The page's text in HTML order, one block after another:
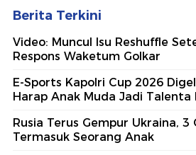
Berita Terkini
Video: Muncul Isu Reshuffle
Respons Waketum Golkar
E-Sports Kapolri Cup 2026
Harap Anak Muda Jadi Talenta
Rusia Terus Gempur Ukraina, 3
Termasuk Seorang Anak